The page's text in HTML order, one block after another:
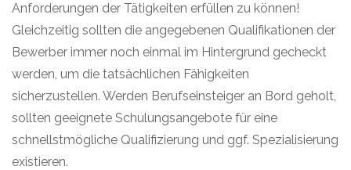
Anforderungen der Tätigkeiten erfüllen zu können!
Gleichzeitig sollten die angegebenen Qualifikationen der
Bewerber immer noch einmal im Hintergrund gecheckt
werden, um die tatsächlichen Fähigkeiten
sicherzustellen. Werden Berufseinsteiger an Bord geholt,
sollten geeignete Schulungsangebote für eine
schnellstmögliche Qualifizierung und ggf. Spezialisierung
existieren.